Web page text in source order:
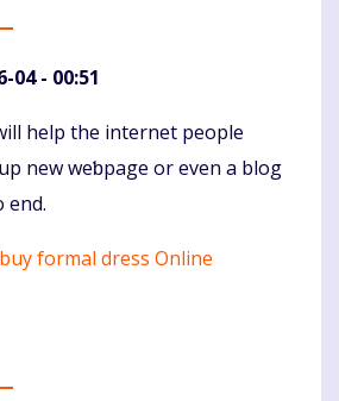
04 - 00:51
hеlp the internet people
new weƅpage or еven a blog
end.
buy formal dress Online